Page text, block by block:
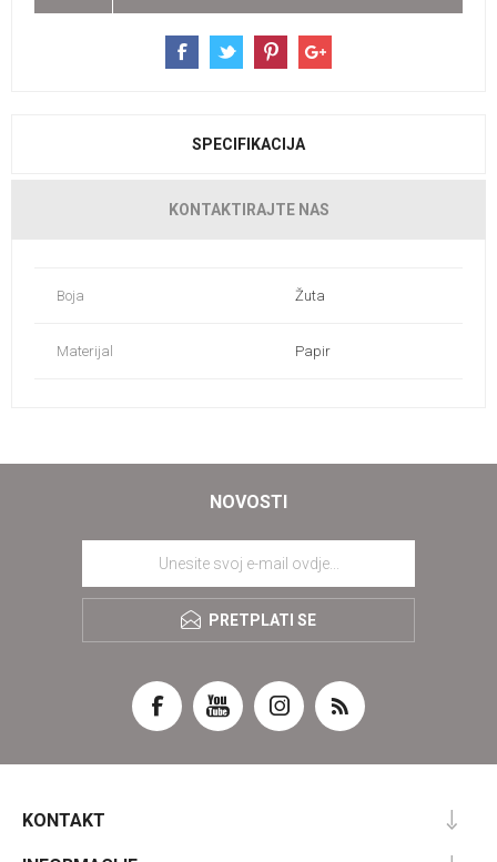
SPECIFIKACIJA
KONTAKTIRAJTE NAS
Boja Žuta
Materijal Papir
NOVOSTI
PRETPLATI SE
KONTAKT